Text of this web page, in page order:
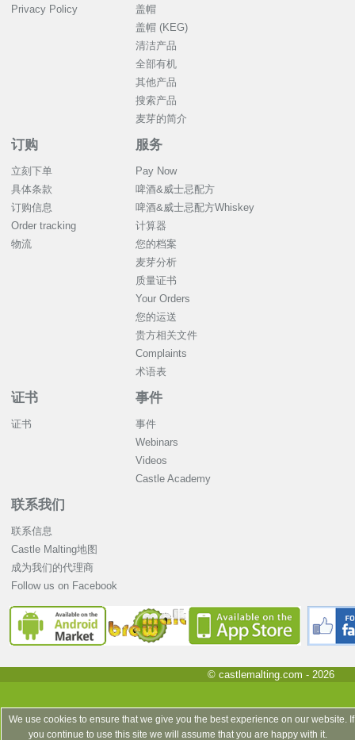
Privacy Policy
盖帽
盖帽 (KEG)
清洁产品
全部有机
其他产品
搜索产品
麦芽的简介
订购
立刻下单
具体条款
订购信息
Order tracking
物流
服务
Pay Now
啤酒&威士忌配方
啤酒&威士忌配方Whiskey
计算器
您的档案
麦芽分析
质量证书
Your Orders
您的运送
贵方相关文件
Complaints
术语表
证书
证书
事件
事件
Webinars
Videos
Castle Academy
联系我们
联系信息
Castle Malting地图
成为我们的代理商
Follow us on Facebook
© castlemalting.com - 2026
We use cookies to ensure that we give you the best experience on our website. If
you continue to use this site we will assume that you are happy with it.